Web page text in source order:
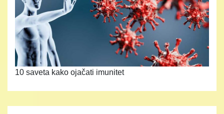
10 saveta kako ojačati imunitet